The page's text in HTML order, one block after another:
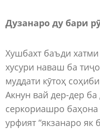
Дузанаро ду бари
Хушбахт баъди
хусури наваш ба
муддати кӯтоҳ
Акнун вай дер-дер
серкориашро баҳона
урфият “якзанаро як